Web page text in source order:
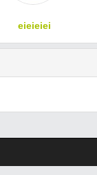
eieieiei